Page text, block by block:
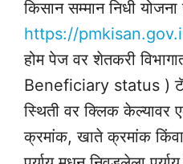
किसान सम्मान निधी
https://
होम पेज वर शेतकरी
Beneficiary status ) टॅब
स्थिती वर क्लिक केल्यावर
क्रमांक, खाते क्रमांक किंवा